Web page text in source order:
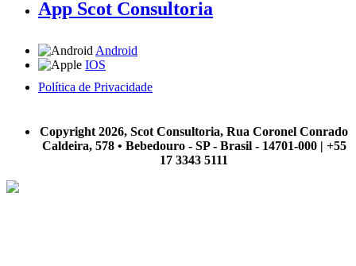
App Scot Consultoria
Android
IOS
Política de Privacidade
Copyright 2026, Scot Consultoria, Rua Coronel Conrado
Caldeira, 578 • Bebedouro - SP - Brasil - 14701-000 | +55
17 3343 5111